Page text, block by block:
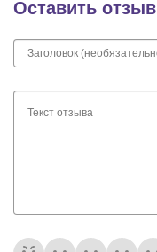
Оставить отзыв